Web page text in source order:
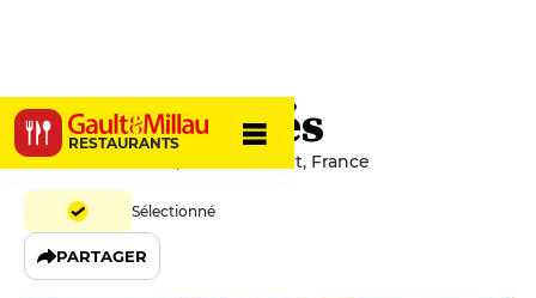
RESTAURANTS
Ô Mets Tissés
6 Place de l'Étuve, 90000 Belfort, France
Sélectionné
PARTAGER